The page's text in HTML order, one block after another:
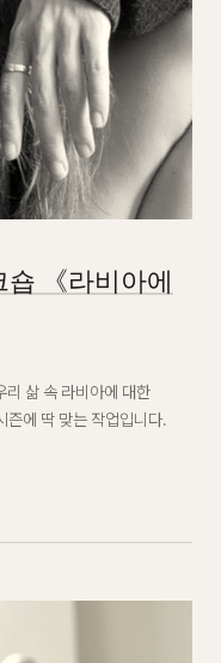
숍 《라비아에
리 삶 속 라비아에 대한
즌에 딱 맞는 작업입니다.